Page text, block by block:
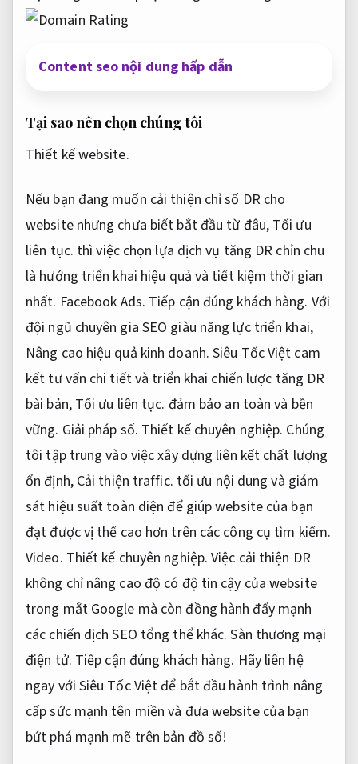
Content seo nội dung hấp dẫn
Tại sao nên chọn chúng tôi
Thiết kế website.
Nếu bạn đang muốn cải thiện chỉ số DR cho
website nhưng chưa biết bắt đầu từ đâu, Tối ưu
liên tục. thì việc chọn lựa dịch vụ tăng DR chỉn chu
là hướng triển khai hiệu quả và tiết kiệm thời gian
nhất. Facebook Ads. Tiếp cận đúng khách hàng. Với
đội ngũ chuyên gia SEO giàu năng lực triển khai,
Nâng cao hiệu quả kinh doanh. Siêu Tốc Việt cam
kết tư vấn chi tiết và triển khai chiến lược tăng DR
bài bản, Tối ưu liên tục. đảm bảo an toàn và bền
vững. Giải pháp số. Thiết kế chuyên nghiệp. Chúng
tôi tập trung vào việc xây dựng liên kết chất lượng
ổn định, Cải thiện traffic. tối ưu nội dung và giám
sát hiệu suất toàn diện để giúp website của bạn
đạt được vị thế cao hơn trên các công cụ tìm kiếm.
Video. Thiết kế chuyên nghiệp. Việc cải thiện DR
không chỉ nâng cao độ có độ tin cậy của website
trong mắt Google mà còn đồng hành đẩy mạnh
các chiến dịch SEO tổng thể khác.Sàn thương mại
điện tử. Tiếp cận đúng khách hàng. Hãy liên hệ
ngay với Siêu Tốc Việt để bắt đầu hành trình nâng
cấp sức mạnh tên miền và đưa website của bạn
bứt phá mạnh mẽ trên bản đồ số!